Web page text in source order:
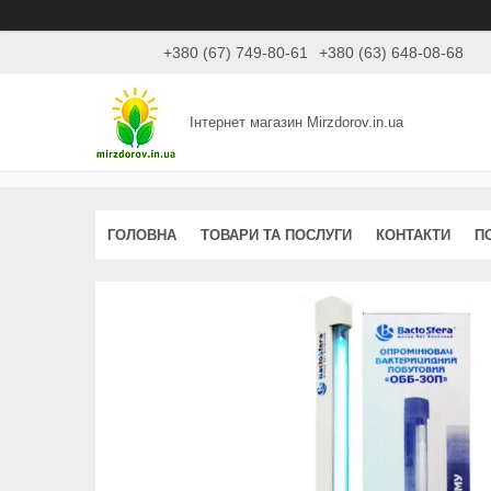
+380 (67) 749-80-61 +380 (63) 648-08-68
Інтернет магазин Mirzdorov.in.ua
ГОЛОВНА ТОВАРИ ТА ПОСЛУГИ КОНТАКТИ